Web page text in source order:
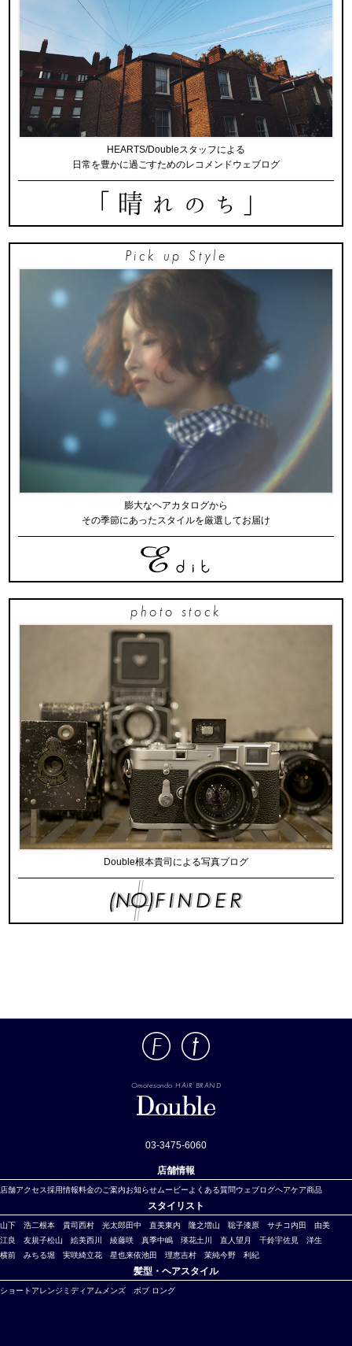
HEARTS/Doubleスタッフによる
日常を豊かに過ごすためのレコメンドウェブログ
Pick up Style
膨大なヘアカタログから
その季節にあったスタイルを厳選してお届け
photo stock
Double根本貴司による写真ブログ
Omotesando HAIR BRAND
03-3475-6060
店舗情報
店舗アクセス採用情報料金のご案内お知らせムービー よくある質問ウェブログヘアケア商品
スタイリスト
山下 浩二根本 貴司西村 光太郎田中 直美東内 隆之増山 聡子漆原 サチコ内田 由美
江良 友規子松山 絵美西川 綾藤咲 真季中嶋 瑛花土川 直人 望月 千鈴宇佐見 洋生
横前 みちる堀 実咲綺立花 星也来依池田 理恵吉村 茉純今野 利紀
髪型・ヘアスタイル
ショート アレンジ ミディアム メンズ ボブ ロング